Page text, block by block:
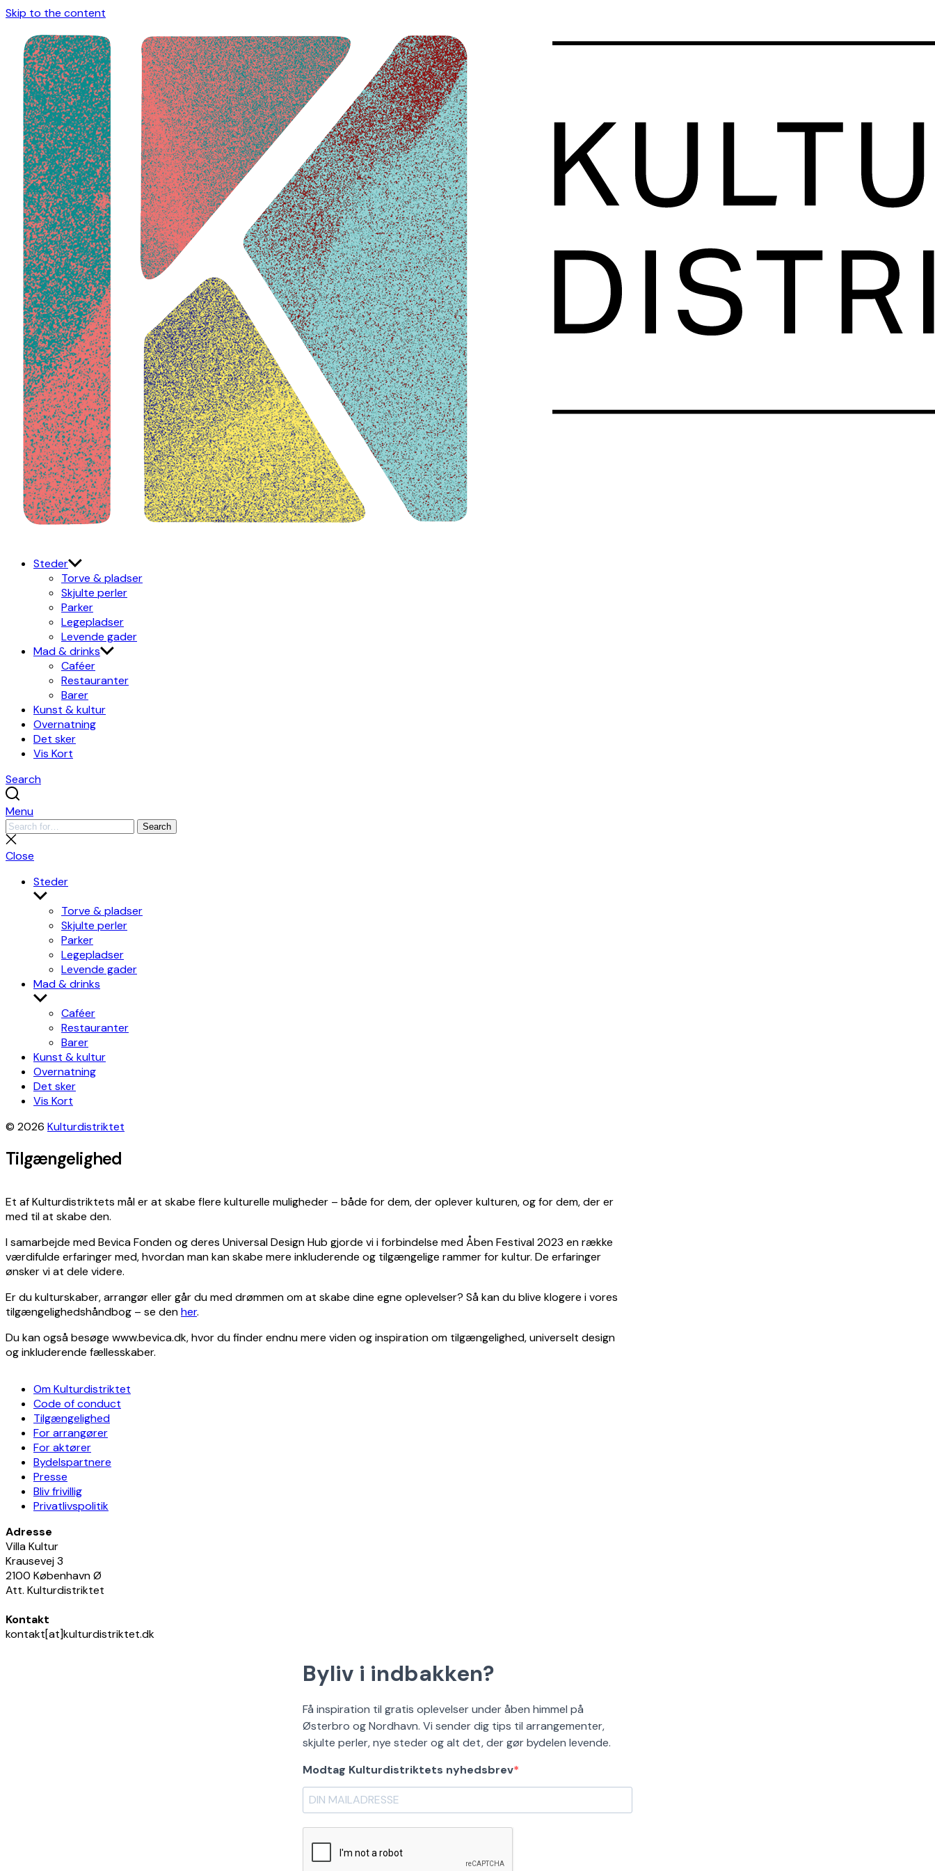
Skip to the content
Steder
Torve & pladser
Skjulte perler
Parker
Legepladser
Levende gader
Mad & drinks
Caféer
Restauranter
Barer
Kunst & kultur
Overnatning
Det sker
Vis Kort
Search
Menu
Search
for:
Search
Close
search
Close
Steder
Show
sub
menu
Torve & pladser
Skjulte perler
Parker
Legepladser
Levende gader
Mad & drinks
Show
sub
menu
Caféer
Restauranter
Barer
Kunst & kultur
Overnatning
Det sker
Vis Kort
© 2026 Kulturdistriktet
Tilgængelighed
Et af Kulturdistriktets mål er at skabe flere kulturelle muligheder – både for dem, der oplever kulturen, og for dem, der er
med til at skabe den.
I samarbejde med Bevica Fonden og deres Universal Design Hub gjorde vi i forbindelse med Åben Festival 2023 en række
værdifulde erfaringer med, hvordan man kan skabe mere inkluderende og tilgængelige rammer for kultur. De erfaringer
ønsker vi at dele videre.
Er du kulturskaber, arrangør eller går du med drømmen om at skabe dine egne oplevelser? Så kan du blive klogere i vores
tilgængelighedshåndbog – se denher.
Du kan også besøge www.bevica.dk, hvor du finder endnu mere viden og inspiration om tilgængelighed, universelt design
og inkluderende fællesskaber.
Om Kulturdistriktet
Code of conduct
Tilgængelighed
For arrangører
For aktører
Bydelspartnere
Presse
Bliv frivillig
Privatlivspolitik
Adresse
Villa Kultur
Krausevej 3
2100 København Ø
Att. Kulturdistriktet
Kontakt
kontakt[at]kulturdistriktet.dk
Byliv i indbakken?
Få inspiration til gratis oplevelser under åben himmel på
Østerbro og Nordhavn. Vi sender dig tips til arrangementer,
skjulte perler, nye steder og alt det, der gør bydelen levende.
Modtag Kulturdistriktets nyhedsbrev